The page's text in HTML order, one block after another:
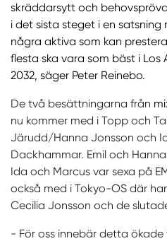
skräddarsytt och
i det sista steget i en
några aktiva som kan
flesta ska vara som bäst i Los
2032, säger Peter Reinebo.
De två besättningarna från
nu kommer med i Topp och
Järudd/Hanna Jonsson och
Dackhammar. Emil och
Ida och Marcus var sexa på
också med i Tokyo-OS där
Cecilia Jonsson och de
- För oss innebär detta